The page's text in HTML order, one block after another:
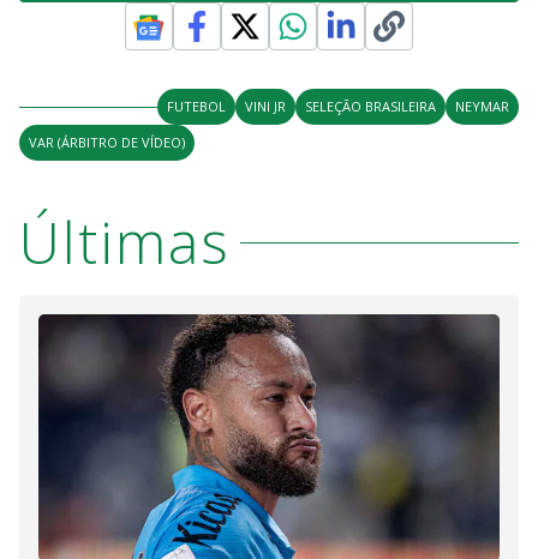
FUTEBOL VINI JR SELEÇÃO BRASILEIRA
NEYMAR
VAR (ÁRBITRO DE VÍDEO)
Últimas